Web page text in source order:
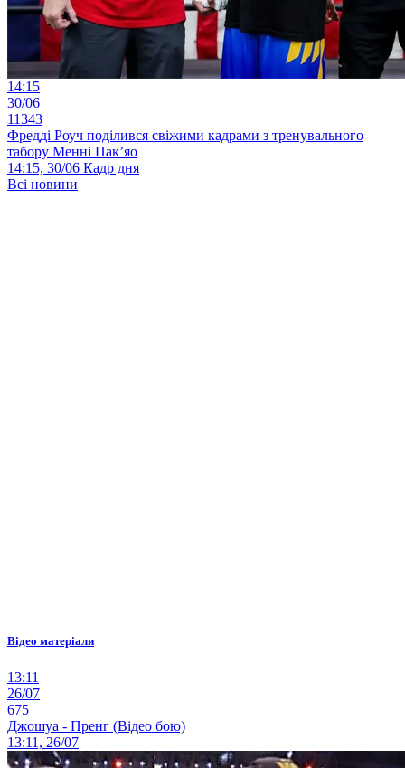
14:15
30/06
11343
Фредді Роуч поділився свіжими кадрами з тренувального
табору Менні Пак’яо
14:15, 30/06 Кадр дня
Всі новини
Відео матеріали
13:11
26/07
675
Джошуа - Пренг (Відео бою)
13:11, 26/07